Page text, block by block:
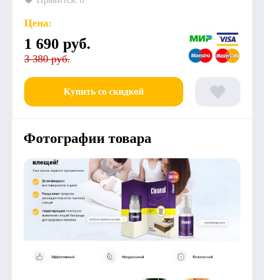
Цена:
1 690 руб.
3 380 руб.
Купить со скидкой
Фотографии товара